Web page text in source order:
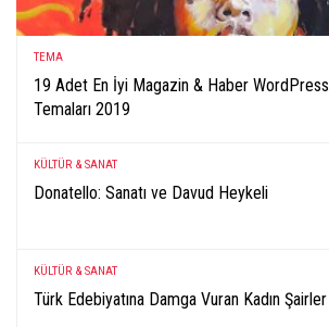
TEMA
19 Adet En İyi Magazin & Haber WordPress
Temaları 2019
KÜLTÜR & SANAT
Donatello: Sanatı ve Davud Heykeli
KÜLTÜR & SANAT
Türk Edebiyatına Damga Vuran Kadın Şairler